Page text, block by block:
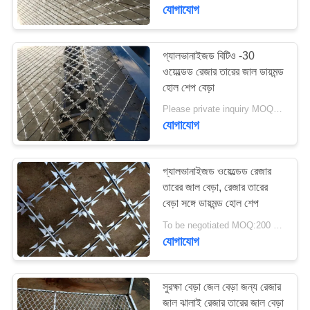
নিয়ন্ত্রণ
যোগাযোগ
করুন
উদ্ধৃতির
জন্য
আবেদন
খবর
স্টেইনলেস স্টিল রেজার তার
রেজার বার্বড ওয়্যার
যোগাযোগ
গ্যালভানাইজড বিটিও -30
ওয়েল্ডেড রেজার তারের জাল ডায়মন্ড
হোল শেপ বেড়া
Please private inquiry MOQ:50-rolls
যোগাযোগ
গ্যালভানাইজড ওয়েল্ডেড রেজার
তারের জাল বেড়া, রেজার তারের
বেড়া সঙ্গে ডায়মন্ড হোল শেপ
যোগাযোগ
সুরক্ষা বেড়া জেল বেড়া জন্য রেজার
জাল ঝালাই রেজার তারের জাল বেড়া